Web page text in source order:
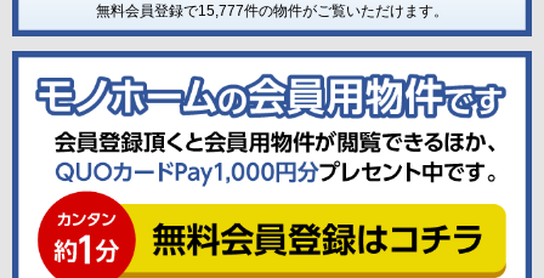
無料会員登録で15,777件の物件がご覧いただけます。